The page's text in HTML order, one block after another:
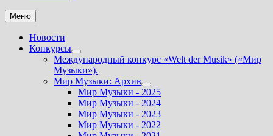
Меню
Новости
Конкурсы
Показать
подменю
Международный конкурс «Welt der Musik» («Мир
Музыки»).
Мир Музыки: Архив
Показать
подменю
Мир Музыки - 2025
Мир Музыки - 2024
Мир Музыки - 2023
Мир Музыки - 2022